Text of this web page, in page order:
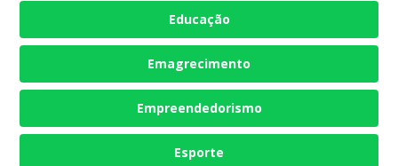
Educação
Emagrecimento
Empreendedorismo
Esporte